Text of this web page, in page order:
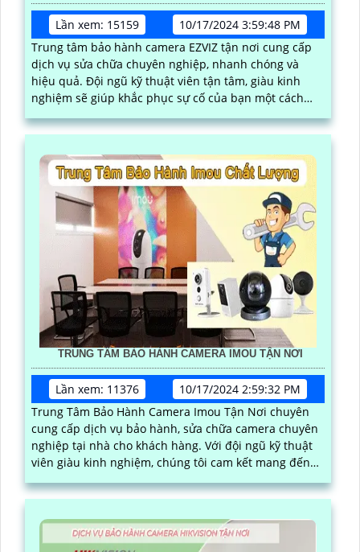
Lần xem: 15159
10/17/2024 3:59:48 PM
Trung tâm bảo hành camera EZVIZ tận nơi cung cấp
dịch vụ sửa chữa chuyên nghiệp, nhanh chóng và
hiệu quả. Đội ngũ kỹ thuật viên tận tâm, giàu kinh
nghiệm sẽ giúp khắc phục sự cố của bạn một cách
nhanh chóng và chính xác
TRUNG TÂM BẢO HÀNH CAMERA IMOU TẬN NƠI
Lần xem: 11376
10/17/2024 2:59:32 PM
Trung Tâm Bảo Hành Camera Imou Tận Nơi chuyên
cung cấp dịch vụ bảo hành, sửa chữa camera chuyên
nghiệp tại nhà cho khách hàng. Với đội ngũ kỹ thuật
viên giàu kinh nghiệm, chúng tôi cam kết mang đến
dịch vụ nhanh chóng, chất lượng và hiệu quả